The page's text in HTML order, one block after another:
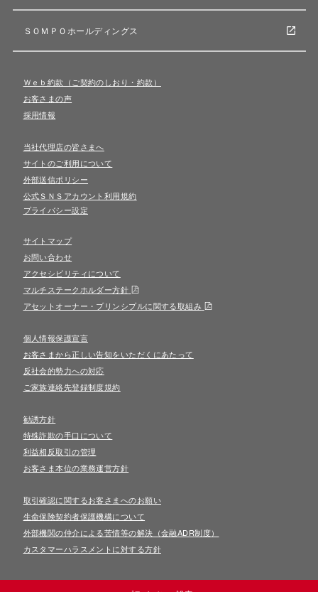
ＳＯＭＰＯホールディングス
Ｗｅｂ約款（ご契約のしおり・約款）
お客さまの声
採用情報
当社代理店の皆さまへ
サイトのご利用について
外部送信ポリシー
公式ＳＮＳアカウント利用規約
プライバシー設定
サイトマップ
お問い合わせ
アクセシビリティについて
マルチステークホルダー方針
アセットオーナー・プリンシプルに関する取組み
個人情報保護宣言
お客さまから正しい告知をいただくにあたって
反社会的勢力への対応
ご家族連絡先登録制度規約
勧誘方針
特殊詐欺の手口について
利益相反取引の管理
お客さま本位の業務運営方針
取引確認に関するお客さまへのお願い
生命保険契約者保護機構について
外部機関の仲介による苦情等の解決（金融ADR制度）
カスタマーハラスメントに対する方針